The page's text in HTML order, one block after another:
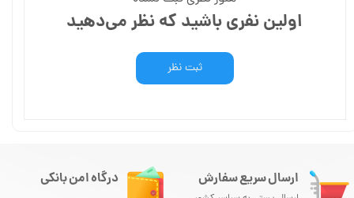
اولین نفری باشید که نظر می‌دهید
ثبت نظر
ارسال سریع سفارش درگاه امن بانکی